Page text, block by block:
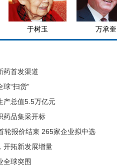
于树玉 万承奎
药首发渠道
球“扫货”
产总值5.5万亿元
药品集采开标
轮报价结束 265家企业拟中选
开拓新发展增量
全球突围